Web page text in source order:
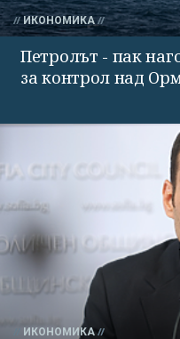
ИКОНОМИКА
Петролът - пак
за контрол над
ИКОНОМИКА